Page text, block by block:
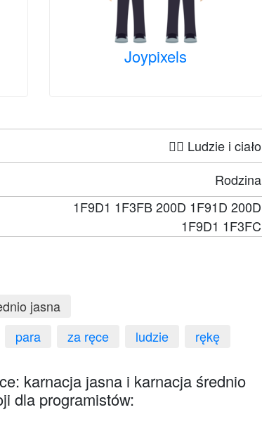
Joypixels
🤦‍♀️ Ludzie i ciało
Rodzina
1F9D1 1F3FB 200D 1F91D 200D
1F9D1 1F3FC
jasna
para za ręce ludzie rękę
karnacja jasna i karnacja średnio
dla programistów: